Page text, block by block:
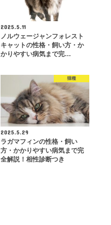
2025.5.11
ノルウェージャンフォレスト
キャットの性格・飼い方・か
かりやすい病気まで完…
猫種
2025.5.29
ラガマフィンの性格・飼い
方・かかりやすい病気まで完
全解説！相性診断つき